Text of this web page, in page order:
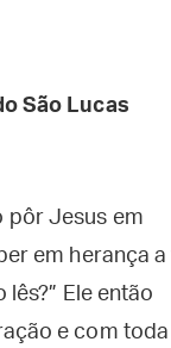
São Lucas
pôr Jesus em
em herança a
Ele então
e com toda